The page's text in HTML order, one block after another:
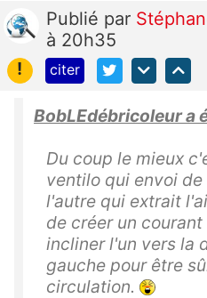
Publié par
à 20h35
!
citer
BobLEdébricoleur a
Du coup le mieux
ventilo qui envoi
l'autre qui extrait
de créer un
incliner l'un vers la
gauche pour être
circulation.